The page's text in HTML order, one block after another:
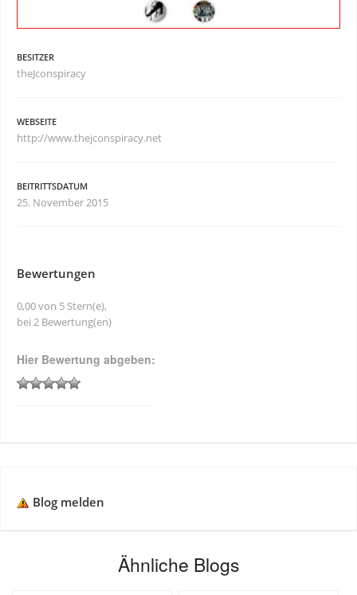
BESITZER
theJconspiracy
WEBSEITE
http://www.thejconspiracy.net
BEITRITTSDATUM
25. November 2015
Bewertungen
0,00 von 5 Stern(e),
bei 2 Bewertung(en)
Hier Bewertung abgeben:
Blog melden
Ähnliche Blogs